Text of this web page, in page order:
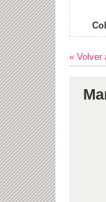
« Volver